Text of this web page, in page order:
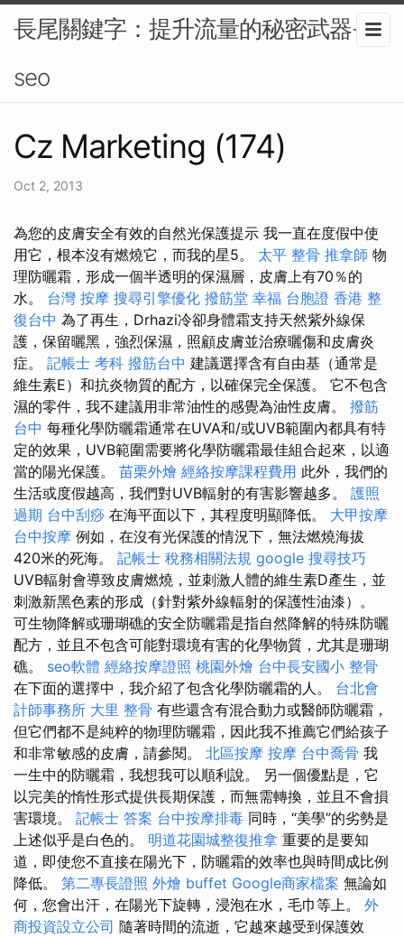
長尾關鍵字：提升流量的秘密武器-
seo
Cz Marketing (174)
Oct 2, 2013
為您的皮膚安全有效的自然光保護提示 我一直在度假中使
用它，根本沒有燃燒它，而我的星5。 太平 整骨 推拿師 物
理防曬霜，形成一個半透明的保濕層，皮膚上有70％的
水。 台灣 按摩 搜尋引擎優化 撥筋堂 幸福 台胞證 香港 整
復台中 為了再生，Drhazi冷卻身體霜支持天然紫外線保
護，保留曬黑，強烈保濕，照顧皮膚並治療曬傷和皮膚炎
症。 記帳士 考科 撥筋台中 建議選擇含有自由基（通常是
維生素E）和抗炎物質的配方，以確保完全保護。 它不包含
濕的零件，我不建議用非常油性的感覺為油性皮膚。 撥筋
台中 每種化學防曬霜通常在UVA和/或UVB範圍內都具有特
定的效果，UVB範圍需要將化學防曬霜最佳組合起來，以適
當的陽光保護。 苗栗外燴 經絡按摩課程費用 此外，我們的
生活或度假越高，我們對UVB輻射的有害影響越多。 護照
過期 台中刮痧 在海平面以下，其程度明顯降低。 大甲按摩
台中按摩 例如，在沒有光保護的情況下，無法燃燒海拔
420米的死海。 記帳士 稅務相關法規 google 搜尋技巧
UVB輻射會導致皮膚燃燒，並刺激人體的維生素D產生，並
刺激新黑色素的形成（針對紫外線輻射的保護性油漆）。
可生物降解或珊瑚礁的安全防曬霜是指自然降解的特殊防曬
配方，並且不包含可能對環境有害的化學物質，尤其是珊瑚
礁。 seo軟體 經絡按摩證照 桃園外燴 台中長安國小 整骨
在下面的選擇中，我介紹了包含化學防曬霜的人。 台北會
計師事務所 大里 整骨 有些還含有混合動力或醫師防曬霜，
但它們都不是純粹的物理防曬霜，因此我不推薦它們給孩子
和非常敏感的皮膚，請參閱。 北區按摩 按摩 台中喬骨 我
一生中的防曬霜，我想我可以順利說。 另一個優點是，它
以完美的惰性形式提供長期保護，而無需轉換，並且不會損
害環境。 記帳士 答案 台中按摩排毒 同時，“美學”的劣勢是
上述似乎是白色的。 明道花園城整復推拿 重要的是要知
道，即使您不直接在陽光下，防曬霜的效率也與時間成比例
降低。 第二專長證照 外燴 buffet Google商家檔案 無論如
何，您會出汗，在陽光下旋轉，浸泡在水，毛巾等上。 外
商投資設立公司 隨著時間的流逝，它越來越受到保護效